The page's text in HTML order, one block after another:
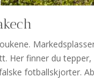
Her finner du
fotballskjorter.